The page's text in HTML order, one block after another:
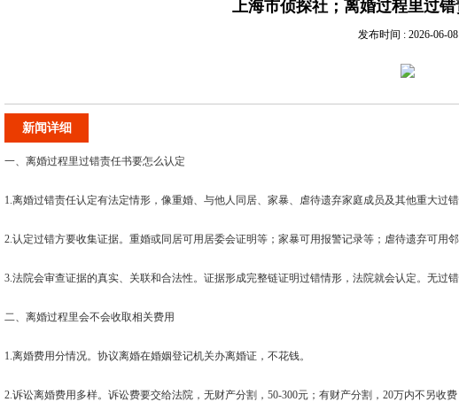
上海市侦探社；离婚过程里过
发布时间 : 2026-06-08
新闻详细
一、离婚过程里过错责任书要怎么认定
1.离婚过错责任认定有法定情形，像重婚、与他人同居、家暴、虐待遗弃家庭成员及其他重大过
2.认定过错方要收集证据。重婚或同居可用居委会证明等；家暴可用报警记录等；虐待遗弃可用邻
3.法院会审查证据的真实、关联和合法性。证据形成完整链证明过错情形，法院就会认定。无过
二、离婚过程里会不会收取相关费用
1.离婚费用分情况。协议离婚在婚姻登记机关办离婚证，不花钱。
2.诉讼离婚费用多样。诉讼费要交给法院，无财产分割，50-300元；有财产分割，20万内不另收费